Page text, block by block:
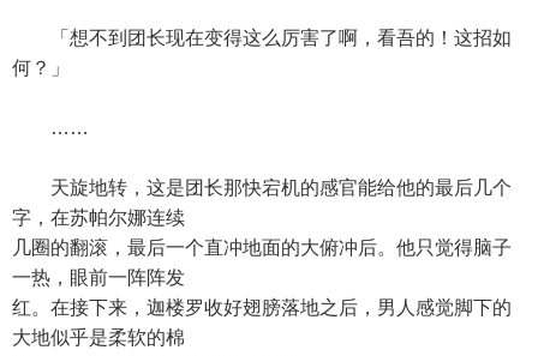
「想不到团长现在变得这么厉害了啊，看吾的！这招如
何？」
……
天旋地转，这是团长那快宕机的感官能给他的最后几个
字，在苏帕尔娜连续
几圈的翻滚，最后一个直冲地面的大俯冲后。他只觉得脑子
一热，眼前一阵阵发
红。在接下来，迦楼罗收好翅膀落地之后，男人感觉脚下的
大地似乎是柔软的棉